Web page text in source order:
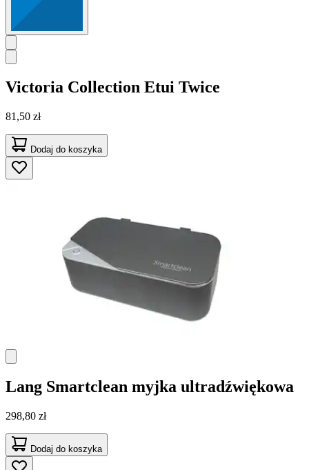
Victoria Collection Etui Twice
81,50 zł
Dodaj do koszyka
Lang Smartclean myjka ultradźwiękowa
298,80 zł
Dodaj do koszyka